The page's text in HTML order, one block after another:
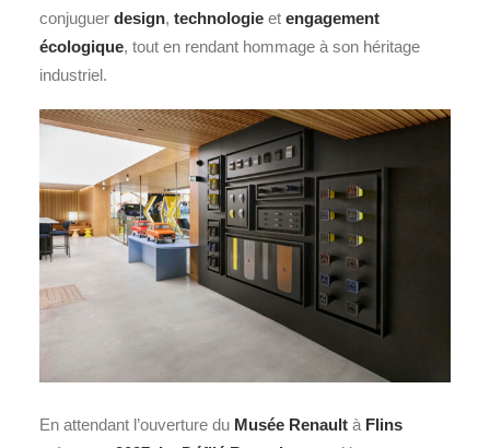
conjuguer design, technologie et engagement
écologique, tout en rendant hommage à son héritage
industriel.
En attendant l’ouverture du Musée Renault à Flins